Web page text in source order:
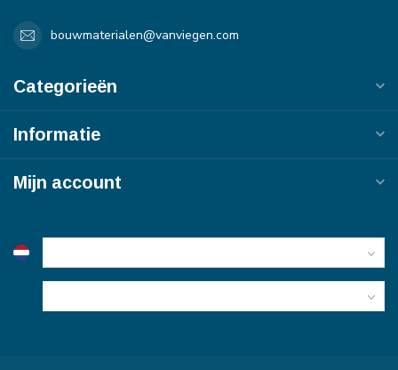
bouwmaterialen@vanviegen.com
Categorieën
Informatie
Mijn account